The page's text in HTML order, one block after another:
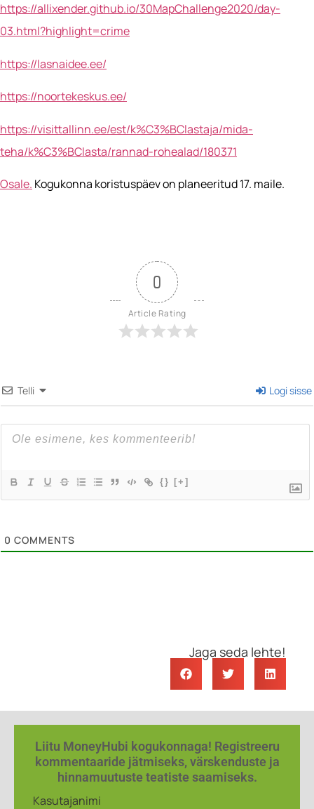
https://allixender.github.io/30MapChallenge2020/day-
03.html?highlight=crime
https://lasnaidee.ee/
https://noortekeskus.ee/
https://visittallinn.ee/est/k%C3%BClastaja/mida-
teha/k%C3%BClasta/rannad-rohealad/180371
Osale. Kogukonna koristuspäev on planeeritud 17. maile.
0
Article Rating
Telli Logi sisse
{} [+]
0 COMMENTS
Jaga seda lehte!
Liitu MoneyHubi kogukonnaga! Registreeru
kommentaaride jätmiseks, värskenduste ja
hinnamuutuste teatiste saamiseks.
Kasutajanimi